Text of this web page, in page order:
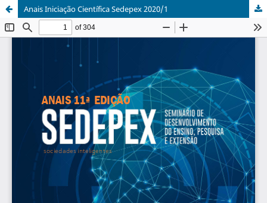
Anais Iniciação Científica Sedepex 2020/1